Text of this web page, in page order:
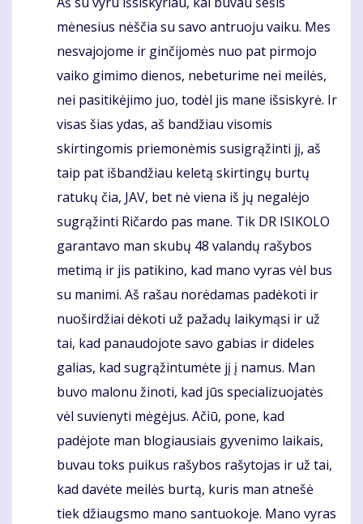
mėnesius nėščia su savo antruoju vaiku. Mes
nesvajojome ir ginčijomės nuo pat pirmojo
vaiko gimimo dienos, nebeturime nei meilės,
nei pasitikėjimo juo, todėl jis mane išsiskyrė. Ir
visas šias ydas, aš bandžiau visomis
skirtingomis priemonėmis susigrąžinti jį, aš
taip pat išbandžiau keletą skirtingų burtų
ratukų čia, JAV, bet nė viena iš jų negalėjo
sugrąžinti Ričardo pas mane. Tik DR ISIKOLO
garantavo man skubų 48 valandų rašybos
metimą ir jis patikino, kad mano vyras vėl bus
su manimi. Aš rašau norėdamas padėkoti ir
nuoširdžiai dėkoti už pažadų laikymąsi ir už
tai, kad panaudojote savo gabias ir dideles
galias, kad sugrąžintumėte jį į namus. Man
buvo malonu žinoti, kad jūs specializuojatės
vėl suvienyti mėgėjus. Ačiū, pone, kad
padėjote man blogiausiais gyvenimo laikais,
buvau toks puikus rašybos rašytojas ir už tai,
kad davėte meilės burtą, kuris man atnešė
tiek džiaugsmo mano santuokoje. Mano vyras